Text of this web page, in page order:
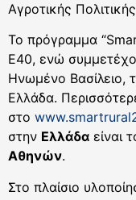
Αγροτικής
Το πρόγραμμα
E40, ενώ
Ηνωμένο Βασίλειο,
Ελλάδα.
στο
στην Ελλάδα είναι
Αθηνών.
Στο πλαίσιο